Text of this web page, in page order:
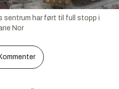
sentrum har ført til full stopp i
Nor